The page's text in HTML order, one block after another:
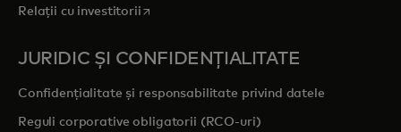
Relații cu investitoriiopens in a new tab
JURIDIC ȘI CONFIDENȚIALITATE
Confidențialitate și responsabilitate privind datele
Reguli corporative obligatorii (RCO-uri)